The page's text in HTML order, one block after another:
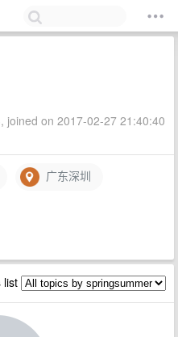
joined on 2017-02-27 21:40:40
广东深圳
list